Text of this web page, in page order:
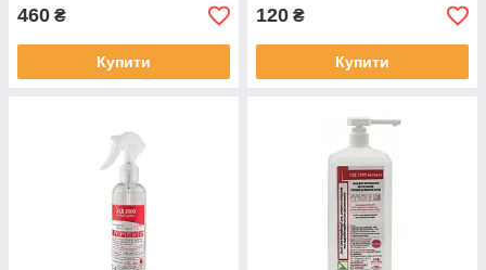
460 ₴
Купити
120 ₴
Купити